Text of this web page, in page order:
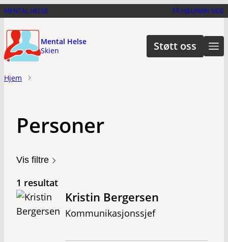
Hopp
hovedinnhold
MENTAL HELSE FÅ HJELPMIN SIDE
Mental Helse
Skien
Støtt oss
Hjem
Personer
Vis filtre
1 resultat
Kristin Bergersen
Kommunikasjonssjef